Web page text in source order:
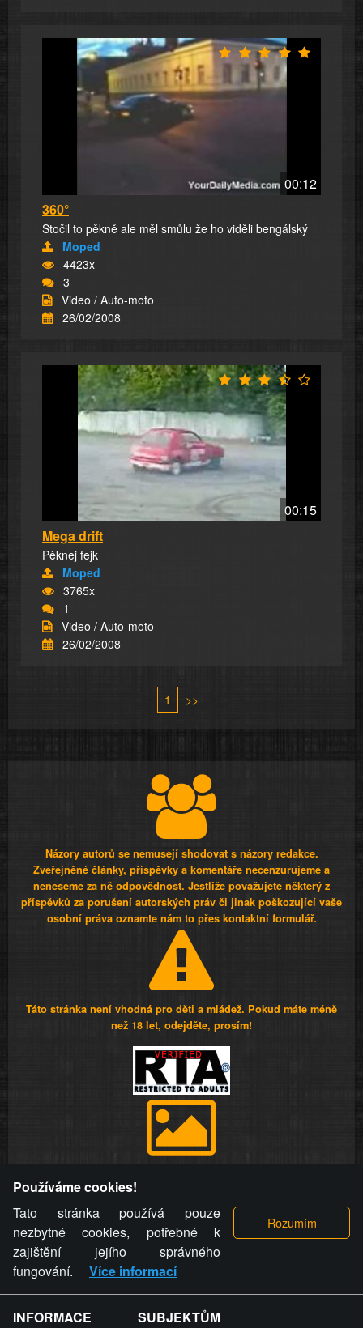
00:12
360°
Stočil to pěkně ale měl smůlu že ho viděli bengálský
Moped
4423x
3
Video / Auto-moto
26/02/2008
00:15
Mega drift
Pěknej fejk
Moped
3765x
1
Video / Auto-moto
26/02/2008
1 >>
Názory autorů se nemusejí shodovat s názory redakce.
Zveřejněné články, příspěvky a komentáře necenzurujeme a
neneseme za ně odpovědnost. Jestliže považujete některý z
příspěvků za porušení autorských práv či jinak poškozující vaše
osobní práva oznamte nám to přes kontaktní formulář.
Táto stránka není vhodná pro děti a mládež. Pokud máte méně
než 18 let, odejděte, prosím!
videa a komentáře. Osoba, které se toto opatření provozovatele
stránky týče, ani osoba, která umístila fotografii nebo video na
stránku, nemůže z důvodu odstranění fotografie, videa nebo
komentáře pro výše uvedenou okolnost uplatnit vůči
provozovateli stránky žádný nárok na náhradu škody nebo
nemajetkové újmy.
Používáme cookies!
Tato stránka používá pouze
nezbytné cookies, potřebné k
zajištění jejího správného
fungování.
Více informací
INFORMACE SUBJEKTŮM